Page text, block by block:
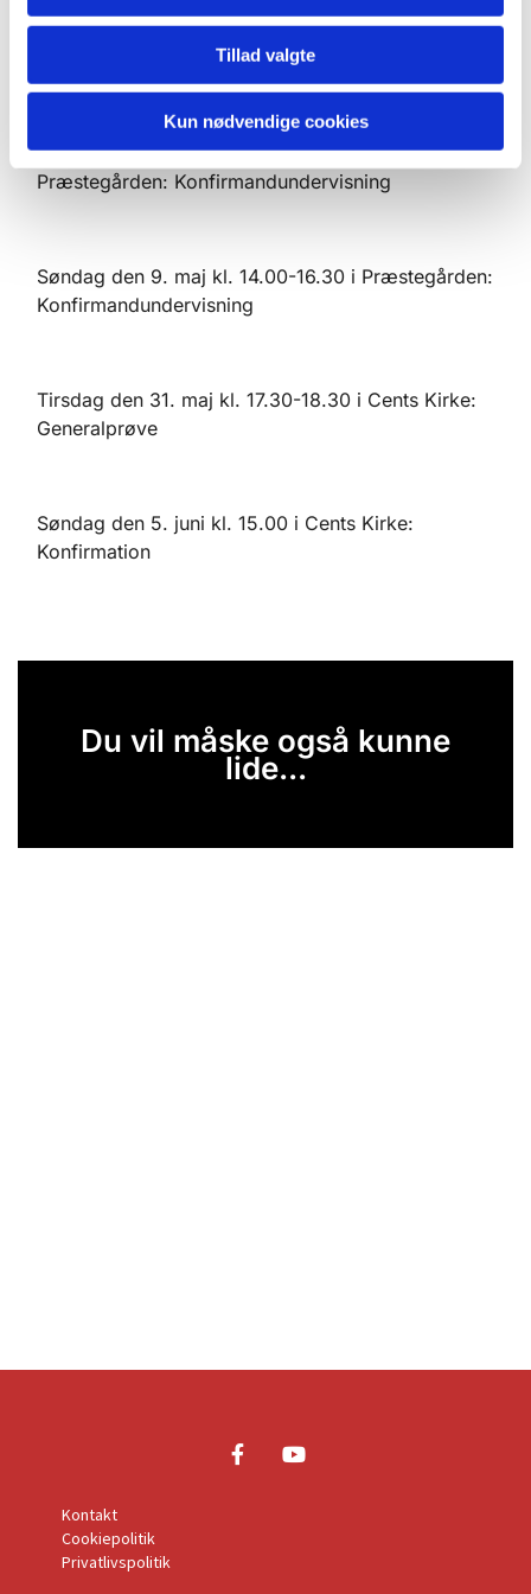
Tillad valgte
Kun nødvendige cookies
Søndag den 13. marts kl. 14.00-16.30 i
Præstegården: Konfirmandundervisning
Søndag den 3. april kl. 14.00-16.30 i
Præstegården: Konfirmandundervisning
Søndag den 9. maj kl. 14.00-16.30 i Præstegården:
Konfirmandundervisning
Tirsdag den 31. maj kl. 17.30-18.30 i Cents Kirke:
Generalprøve
Søndag den 5. juni kl. 15.00 i Cents Kirke:
Konfirmation
Du vil måske også kunne
lide...
Kontakt
Cookiepolitik
Privatlivspolitik